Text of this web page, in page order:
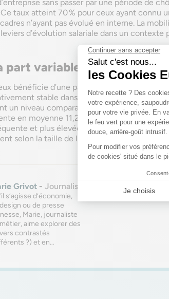
sans passer par une période de
taux atteint 70 % pour ceux ayant connu
n’ayant pas évolué en interne. La
d’évolution salariale dans un
part variable ?
bénéficie d’une part variable dans sa
stable dans le temps, recule
un niveau comparable à celui observé en
en moyenne 11,2 % de la rémunération
et plus élevée dans certaines
selon la taille de l’entreprise.
Grivot - Journaliste
s’agisse d’économie,
ou de presse
Marie, journaliste
aime explorer des
contrastés
?) et en…